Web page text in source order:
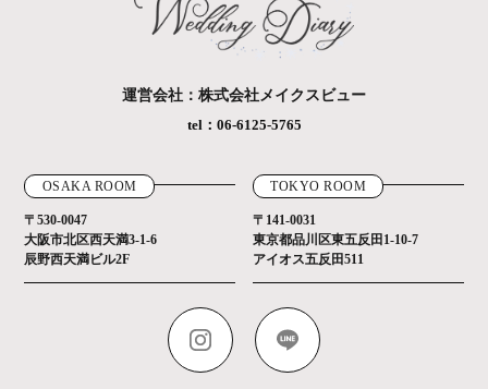
運営会社：株式会社メイクスビュー
tel：06-6125-5765
OSAKA ROOM
〒530-0047
大阪市北区西天満3-1-6
辰野西天満ビル2F
TOKYO ROOM
〒141-0031
東京都品川区東五反田1-10-7
アイオス五反田511